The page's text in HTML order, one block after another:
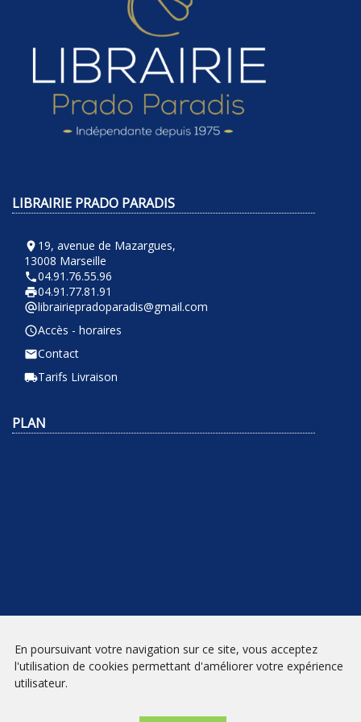
LIBRAIRIE PRADO PARADIS
room 19, avenue de Mazargues,
13008 Marseille
phone04.91.76.55.96
local_printshop04.91.77.81.91
alternate_emaillibrairiepradoparadis@gmail.com
query_builderAccès - horaires
emailContact
local_shippingTarifs Livraison
PLAN
NEWSLETTER
En poursuivant votre navigation sur ce site, vous acceptez
l'utilisation de cookies permettant d'améliorer votre expérience
utilisateur.